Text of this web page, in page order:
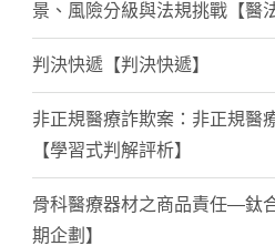
景、風險分級與法規挑戰【醫
判決快遞【判決快遞】
非正規醫療詐欺案：非正規醫
【學習式判解評析】
骨科醫療器材之商品責任—鈦
期企劃】